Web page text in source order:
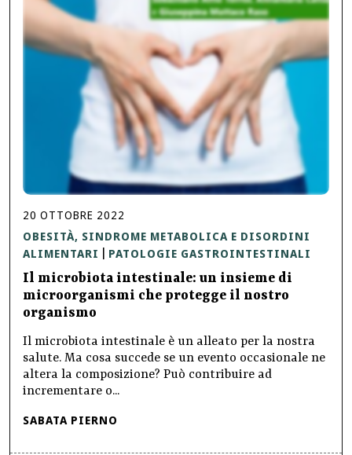
20 OTTOBRE 2022
OBESITÀ, SINDROME METABOLICA E DISORDINI
ALIMENTARI
PATOLOGIE GASTROINTESTINALI
Il microbiota intestinale: un insieme di
microorganismi che protegge il nostro
organismo
Il microbiota intestinale è un alleato per la nostra
salute. Ma cosa succede se un evento occasionale ne
altera la composizione? Può contribuire ad
incrementare o...
SABATA PIERNO